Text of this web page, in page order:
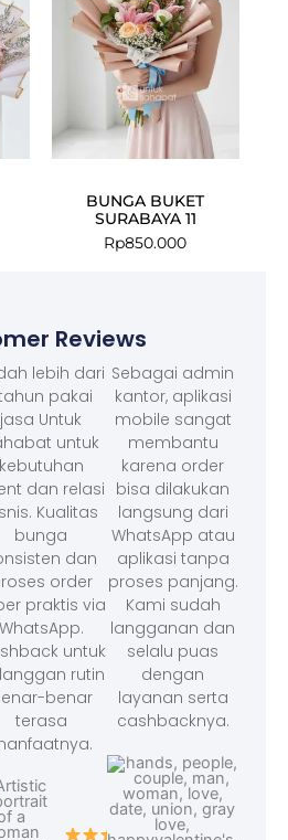
BUNGA BUKET
SURABAYA 11
Rp850.000
Reviews
lebih dari
pakai
jasa Untuk
untuk
kebutuhan
dan relasi
Kualitas
bunga
dan
order
praktis via
WhatsApp.
untuk
rutin
benar
terasa
Sebagai admin
kantor, aplikasi
mobile sangat
membantu
karena order
bisa dilakukan
langsung dari
WhatsApp atau
aplikasi tanpa
proses panjang.
Kami sudah
langganan dan
selalu puas
dengan
layanan serta
cashbacknya.